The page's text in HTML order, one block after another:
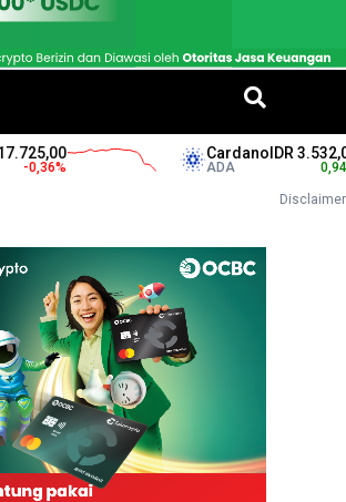
CardanoIDR 3.532,00
ADA
Disclaimer